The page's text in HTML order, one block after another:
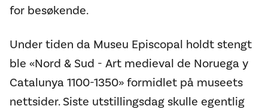
for besøkende.
Under tiden da Museu Episcopal holdt stengt
ble «Nord & Sud - Art medieval de Noruega y
Catalunya 1100-1350» formidlet på museets
nettsider. Siste utstillingsdag skulle egentlig